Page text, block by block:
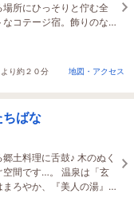
所にひっそりと佇む全
コテージ宿。飾りのな
に引き出した施設で
り約２０分 地図・アクセス
ばな
土料理に舌鼓♪ 木のぬく
空間です…。 温泉は「玄
ろやか、『美人の湯』
お泊りもOK！